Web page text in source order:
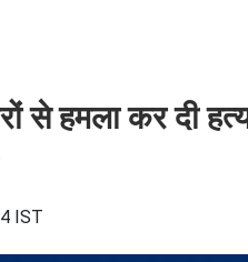
से हमला कर दी
IST